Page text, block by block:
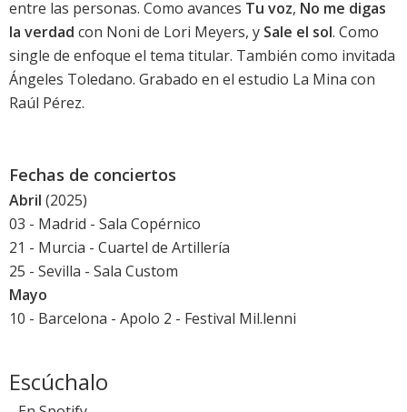
entre las personas. Como avances Tu voz, No me digas
la verdad con Noni de Lori Meyers, y Sale el sol. Como
single de enfoque el tema titular. También como invitada
Ángeles Toledano. Grabado en el estudio La Mina con
Raúl Pérez.
Fechas de conciertos
Abril (2025)
03 - Madrid - Sala Copérnico
21 - Murcia - Cuartel de Artillería
25 - Sevilla - Sala Custom
Mayo
10 - Barcelona - Apolo 2 - Festival Mil.lenni
Escúchalo